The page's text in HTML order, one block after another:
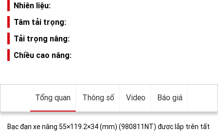
Nhiên liệu:
Tâm tải trọng:
Tải trọng nâng:
Chiều cao nâng:
Tổng quan Thông số Video Báo giá
Bạc đạn xe nâng 55×119.2×34 (mm) (980811NT) được lắp trên tất